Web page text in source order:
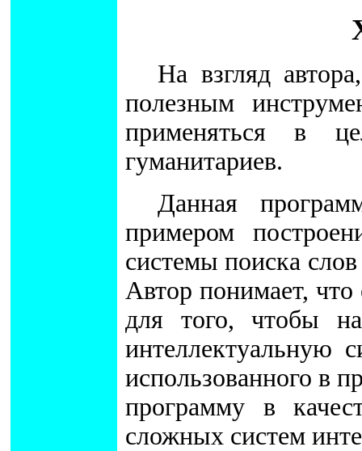
На взгляд
полезным
применяться в
гуманитариев.
Данная
примером
системы поиска
Автор понимает, что
для того, чтобы
интеллектуальную
использованного в
программу в
сложных систем